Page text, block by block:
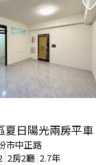
夏日陽光兩房平車
市中正路
2房2廳 2.7年